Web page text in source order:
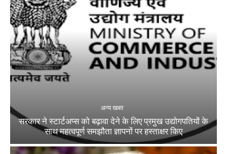
अन्य खबर
सरकार ने स्टार्टअप्‍स को बढ़ावा देने के लिए प्रमुख उद्योगपतियों के
साथ महत्‍वपूर्ण समझौता ज्ञापनों पर हस्‍ताक्षर किए